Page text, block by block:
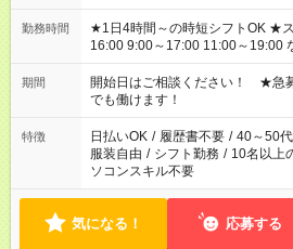
勤務時間
★1日4時間～の時短シフトOK ★スタート時間選べます！ 7:00～
16:00 9:00～17:00 11:00～19:00 など 残業
場合、他のお仕事と合わせ週40
ん ※法令に基づき、週20時間以
となります ※労働者派遣法（日雇
短時間・短期間の就業はご案内が
期間
開始日はご相談ください！ ★急
でも働けます！
特徴 日払いOK / 履歴書不要 / 40～50
服装自由 / シフト勤務 / 10名以上
ソコンスキル不要
気になる！ 応募する